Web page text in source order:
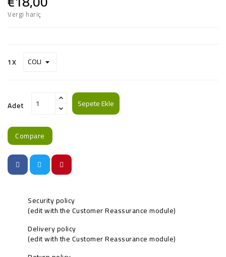
Vergi hariç
1X
Adet Sepete Ekle
Compare
Security policy
(edit with the Customer Reassurance module)
Delivery policy
(edit with the Customer Reassurance module)